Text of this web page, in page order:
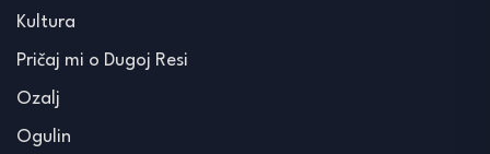
Kultura
Pričaj mi o Dugoj Resi
Ozalj
Ogulin